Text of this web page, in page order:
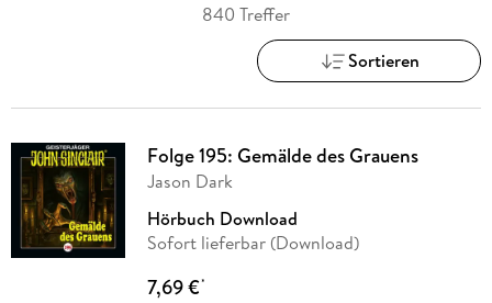
840 Treffer
Sortieren
Folge 195: Gemälde des Grauens
Jason Dark
Hörbuch Download
Sofort lieferbar (Download)
7,69 €*